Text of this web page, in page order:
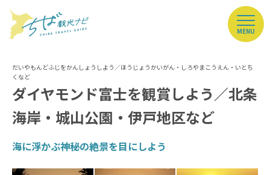
MENU
ダイヤモンド富士を観賞しよう／北条
海岸・城山公園・伊戸地区など
海に浮かぶ神秘の絶景を目にしよう